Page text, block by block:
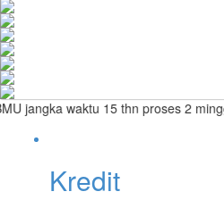
waktu 15 thn proses 2
Kredit